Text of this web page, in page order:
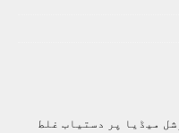
میڈیا پر دستیاب غلط